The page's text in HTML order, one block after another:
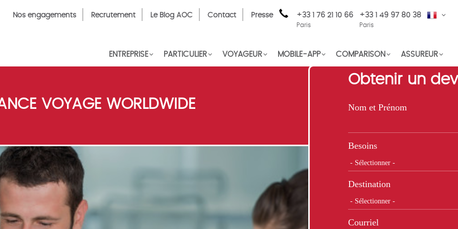
FR
TopNos engagements Recrutement Le Blog AOC Contact Presse +33 1 76 21 10 66
Paris
+33 1 49 97 80 38
Paris
ENTREPRISE PARTICULIER VOYAGEUR ASSUREUR
COMPARISON
MOBILE-APP
VOYAGE WORLDWIDE
Obtenir un
Nom et Prénom
Besoins
Destination
Courriel